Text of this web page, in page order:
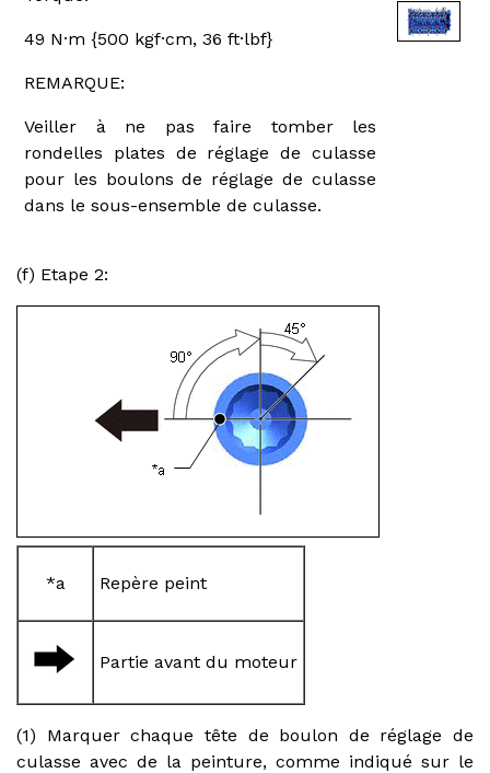
49 N·m {500 kgf·cm, 36 ft·lbf}
REMARQUE:
Veiller à ne pas faire tomber les
rondelles plates de réglage de culasse
pour les boulons de réglage de culasse
dans le sous-ensemble de culasse.
(f) Etape 2:
*a Repère peint
Partie avant du moteur
(1) Marquer chaque tête de boulon de réglage de
culasse avec de la peinture, comme indiqué sur le